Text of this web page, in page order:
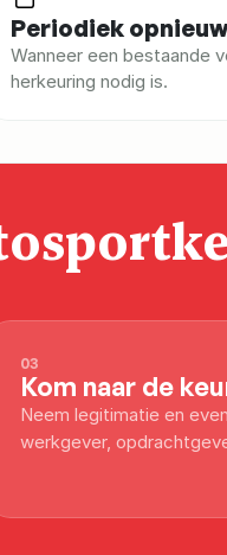
Periodiek opnieuw
Wanneer een bestaande
herkeuring nodig is.
03
Kom naar de
Neem legitimatie en
werkgever,